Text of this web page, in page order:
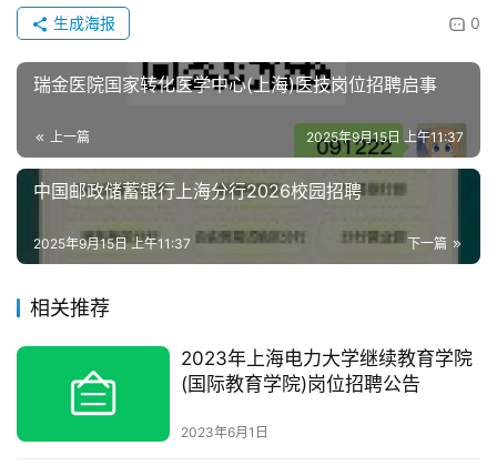
0
生成海报
瑞金医院国家转化医学中心(上海)医技岗位招聘启事
上一篇 2025年9月15日 上午11:37
中国邮政储蓄银行上海分行2026校园招聘
下一篇
2025年9月15日 上午11:37
相关推荐
2023年上海电力大学继续教育学院
(国际教育学院)岗位招聘公告
2023年6月1日